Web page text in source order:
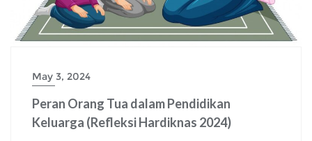
May 3, 2024
Peran Orang Tua dalam Pendidikan
Keluarga (Refleksi Hardiknas 2024)